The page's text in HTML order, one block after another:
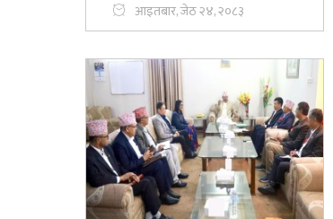
आइतबार, जेठ २४, २०८३